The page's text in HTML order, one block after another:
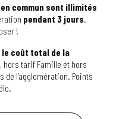
commun sont illimités
pendant 3 jours
!
le coût total de la
hors tarif Famille et hors
l’agglomération. Points